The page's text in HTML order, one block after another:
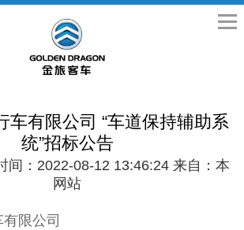
车有限公司 “车道保持辅助系
统”招标公告
间：2022-08-12 13:46:24 来自：本
网站
限公司